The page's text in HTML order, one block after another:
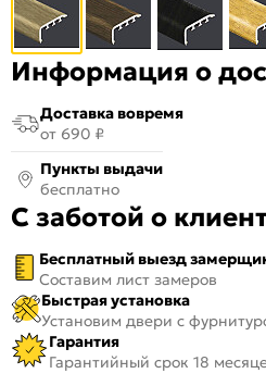
Информация о
Доставка вовремя
от 690 ₽
Пункты выдачи
бесплатно
С заботой о
Бесплатный выезд
Составим лист замеров
Быстрая установка
Установим двери с
Гарантия
Гарантийный срок 18